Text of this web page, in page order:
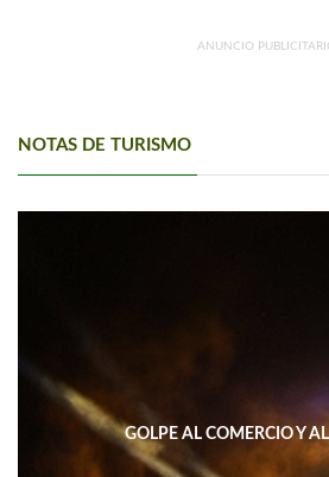
ANUNCIO
NOTAS DE TURISMO
GOLPE AL COMERCIO Y